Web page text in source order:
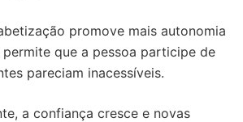
promove mais autonomia
permite que a pessoa participe de
pareciam inacessíveis.
a confiança cresce e novas